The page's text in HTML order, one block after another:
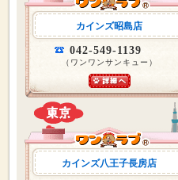
カインズ昭島店
042-549-1139
（ワンワンサンキュー）
カインズ八王子長房店